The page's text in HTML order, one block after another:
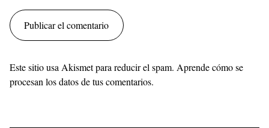
Este sitio usa Akismet para reducir el spam. Aprende cómo se
procesan los datos de tus comentarios.